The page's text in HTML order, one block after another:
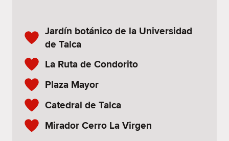
Jardín botánico de la Universidad
de Talca
La Ruta de Condorito
Plaza Mayor
Catedral de Talca
Mirador Cerro La Virgen